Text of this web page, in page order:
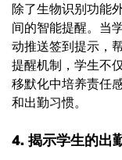
除了生物识别功能
间的智能提醒。当
动推送签到提示，
提醒机制，学生不
移默化中培养责任
和出勤习惯。
4. 揭示学生的出